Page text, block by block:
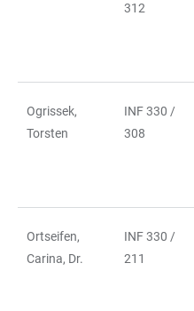
312
Ogrissek,
Torsten
INF 330 /
308
Ortseifen,
Carina, Dr.
INF 330 /
211